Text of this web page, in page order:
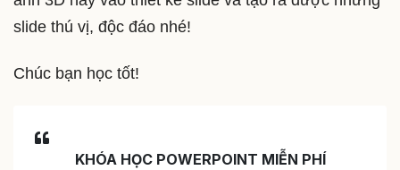
slide thú vị, độc đáo nhé!
Chúc bạn học tốt!
KHÓA HỌC POWERPOINT MIỄN PHÍ